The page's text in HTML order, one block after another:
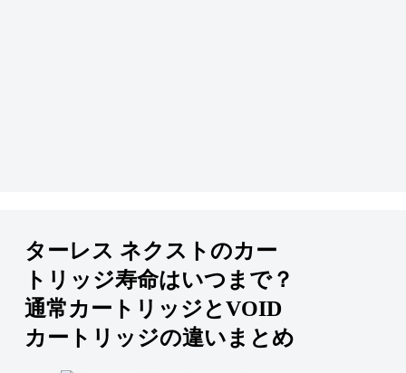
ターレス ネクストのカー
トリッジ寿命はいつまで？
通常カートリッジとVOID
カートリッジの違いまとめ